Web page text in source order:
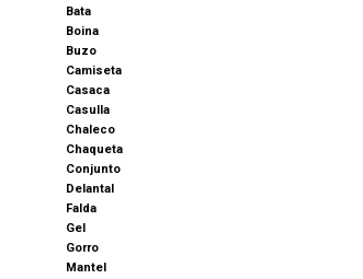
Bata
Boina
Buzo
Camiseta
Casaca
Casulla
Chaleco
Chaqueta
Conjunto
Delantal
Falda
Gel
Gorro
Mantel